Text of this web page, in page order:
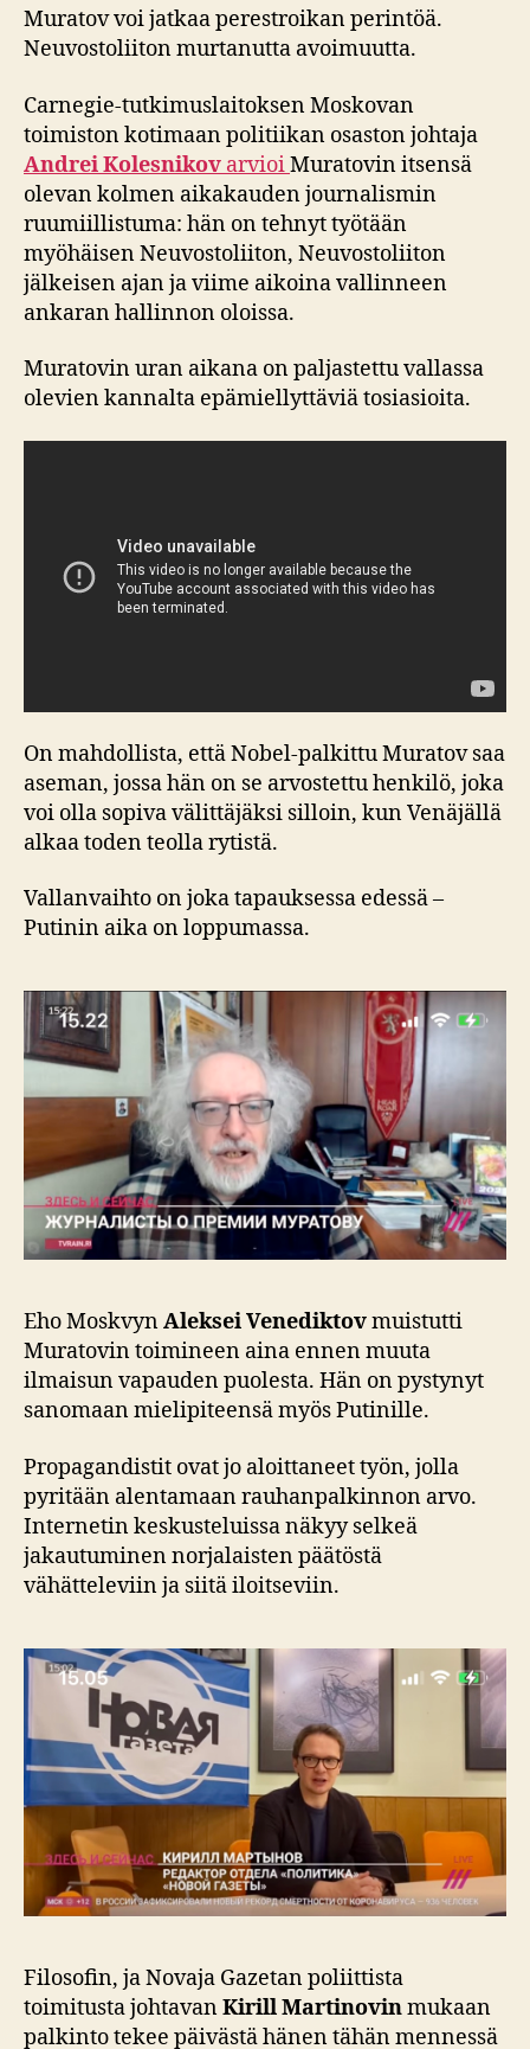
Muratov voi jatkaa perestroikan perintöä.
Neuvostoliiton murtanutta avoimuutta.
Carnegie-tutkimuslaitoksen Moskovan
toimiston kotimaan politiikan osaston johtaja
Andrei Kolesnikov arvioiMuratovin itsensä
olevan kolmen aikakauden journalismin
ruumiillistuma: hän on tehnyt työtään
myöhäisen Neuvostoliiton, Neuvostoliiton
jälkeisen ajan ja viime aikoina vallinneen
ankaran hallinnon oloissa.
Muratovin uran aikana on paljastettu vallassa
olevien kannalta epämiellyttäviä tosiasioita.
On mahdollista, että Nobel-palkittu Muratov saa
aseman, jossa hän on se arvostettu henkilö, joka
voi olla sopiva välittäjäksi silloin, kun Venäjällä
alkaa toden teolla rytistä.
Vallanvaihto on joka tapauksessa edessä –
Putinin aika on loppumassa.
Eho MoskvynAleksei Venediktovmuistutti
Muratovin toimineen aina ennen muuta
ilmaisun vapauden puolesta. Hän on pystynyt
sanomaan mielipiteensä myös Putinille.
Propagandistit ovat jo aloittaneet työn, jolla
pyritään alentamaan rauhanpalkinnon arvo.
Internetin keskusteluissa näkyy selkeä
jakautuminen norjalaisten päätöstä
vähätteleviin ja siitä iloitseviin.
Filosofin, ja Novaja Gazetan poliittista
toimitusta johtavanKirill Martinovinmukaan
palkinto tekee päivästä hänen tähän mennessä